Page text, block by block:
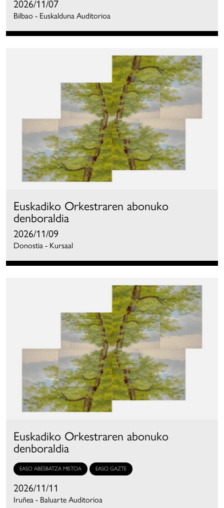
2026/11/07
Bilbao - Euskalduna Auditorioa
Euskadiko Orkestraren abonuko
denboraldia
2026/11/09
Donostia - Kursaal
Euskadiko Orkestraren abonuko
denboraldia
EASO ABESBATZA MISTOA EASO GAZTE
2026/11/11
Iruñea - Baluarte Auditorioa